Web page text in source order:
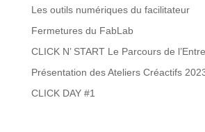
Les outils numériques du facilitateur
Fermetures du FabLab
CLICK N’ START Le Parcours de
Présentation des Ateliers Créactifs
CLICK DAY #1